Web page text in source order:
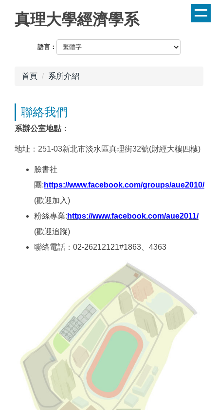
真理大學經濟學系
語言：
首頁 系所介紹
聯絡我們
系辦公室地點：
地址：251-03新北市淡水區真理街32號(財經大樓四樓)
臉書社
團: https://www.facebook.com/groups/aue2010/
(歡迎加入)
粉絲專業: https://www.facebook.com/aue2011/
(歡迎追蹤)
聯絡電話：02-26212121#1863、4363